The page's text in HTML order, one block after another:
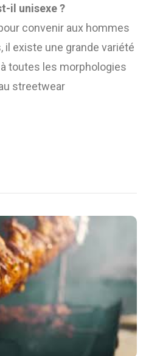
il unisexe ?
convenir aux hommes
existe une grande variété
toutes les morphologies
streetwear